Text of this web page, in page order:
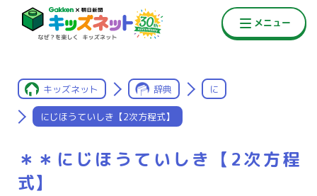
キッズネット 辞典 に
にじほうていしき【2次方程式】
＊＊にじほうていしき【2次方程
式】